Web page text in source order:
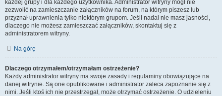
każdej grupy i dla każdego użytkownika. Administrator witryny mógł nie
zezwolić na zamieszczanie załączników na forum, na którym piszesz lub
przyznał uprawnienia tylko niektórym grupom. Jeśli nadal nie masz jasności,
dlaczego nie możesz zamieszczać załączników, skontaktuj się z
administratorem witryny.
Na górę
Dlaczego otrzymałem/otrzymałam ostrzeżenie?
Każdy administrator witryny ma swoje zasady i regulaminy obowiązujące na
danej witrynie. Są one opublikowane i administrator zaleca zapoznanie się z
nimi. Jeśli ktoś ich nie przestrzegał, może otrzymać ostrzeżenie. O udzieleniu